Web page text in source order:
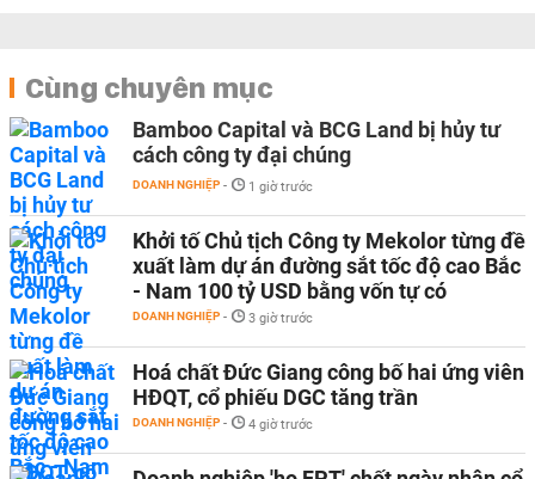
Cùng chuyên mục
Bamboo Capital và BCG Land bị hủy tư
cách công ty đại chúng
DOANH NGHIỆP - 1 giờ trước
Khởi tố Chủ tịch Công ty Mekolor từng đề
xuất làm dự án đường sắt tốc độ cao Bắc
- Nam 100 tỷ USD bằng vốn tự có
DOANH NGHIỆP - 3 giờ trước
Hoá chất Đức Giang công bố hai ứng viên
HĐQT, cổ phiếu DGC tăng trần
DOANH NGHIỆP - 4 giờ trước